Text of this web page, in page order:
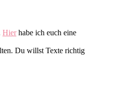
Hierhabe ich euch eine
Du willst Texte richtig